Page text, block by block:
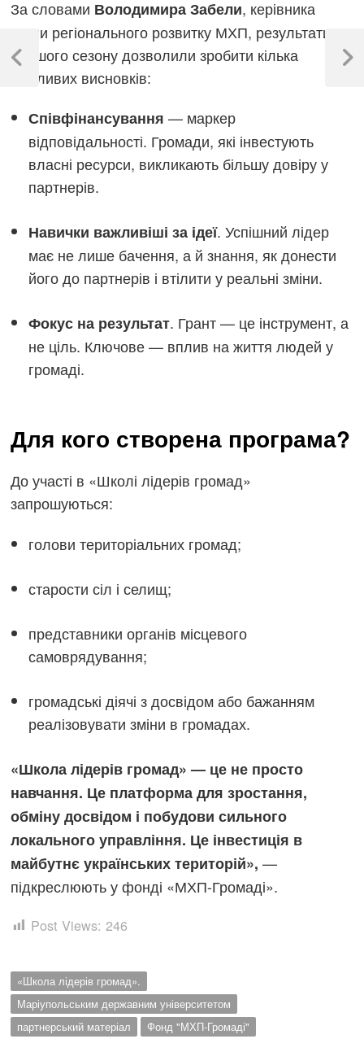
За словами Володимира Забели, керівника
групи регіонального розвитку МХП, результати
першого сезону дозволили зробити кілька
важливих висновків:
Співфінансування — маркер
відповідальності. Громади, які інвестують
власні ресурси, викликають більшу довіру у
партнерів.
Навички важливіші за ідеї. Успішний лідер
має не лише бачення, а й знання, як донести
його до партнерів і втілити у реальні зміни.
Фокус на результат. Грант — це інструмент, а
не ціль. Ключове — вплив на життя людей у
громаді.
Для кого створена програма?
До участі в «Школі лідерів громад»
запрошуються:
голови територіальних громад;
старости сіл і селищ;
представники органів місцевого
самоврядування;
громадські діячі з досвідом або бажанням
реалізовувати зміни в громадах.
«Школа лідерів громад» — це не просто
навчання. Це платформа для зростання,
обміну досвідом і побудови сильного
локального управління. Це інвестиція в
майбутнє українських територій», —
підкреслюють у фонді «МХП-Громаді».
Post Views: 246
«Школа лідерів громад».
Маріупольським державним університетом
партнерський матеріал
Фонд "МХП-Громаді"
Навігація
записів
Previous
Next